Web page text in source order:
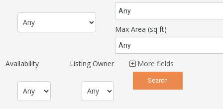
Max Area (sq ft)
Availability Listing Owner More fields